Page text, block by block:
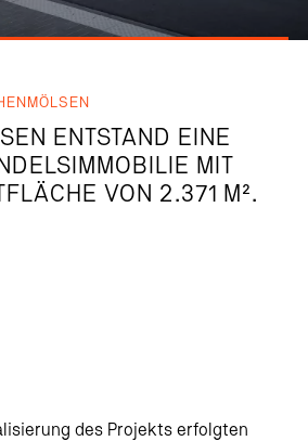
ENTSTAND EINE
MIT
VON 2.371 M².
des Projekts erfolgten